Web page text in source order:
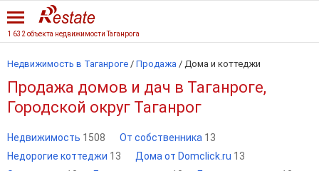
1 632 объекта недвижимости Таганрога
Недвижимость в Таганроге / Продажа / Дома и коттеджи
Продажа домов и дач в Таганроге,
Городской округ Таганрог
Недвижимость 1508 От собственника 13
Недорогие коттеджи 13 Дома от Domclick.ru 13